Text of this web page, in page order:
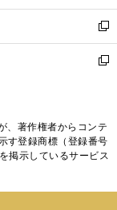
開
く
ウ
で
開
く
ン
ド
ウ
で
ウ
ィ
ン
ド
く
新
し
い
ド
ウ
で
新
ィ
ン
ド
、著作権者からコンテ
す登録商標（登録番号
掲示しているサービス